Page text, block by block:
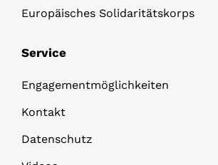
Europäisches Solidaritätskorps
Service
Engagementmöglichkeiten
Kontakt
Datenschutz